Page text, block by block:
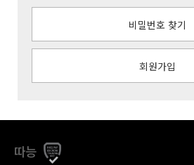
비밀번호 찾기
회원가입
따능